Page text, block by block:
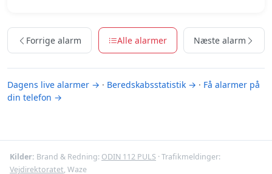
Forrige alarm Alle alarmer Næste alarm
Dagens live alarmer → · Beredskabsstatistik → · Få alarmer på
din telefon →
Kilder: Brand & Redning: ODIN 112 PULS · Trafikmeldinger:
Vejdirektoratet, Waze